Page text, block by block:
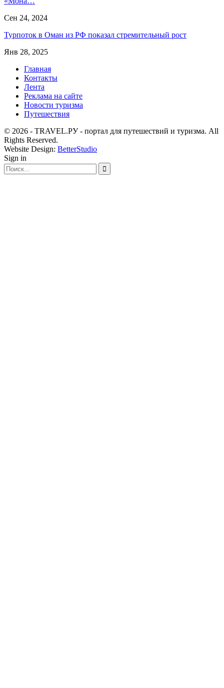
Сен 24, 2024
Турпоток в Оман из РФ показал стремительный рост
Янв 28, 2025
Главная
Контакты
Лента
Реклама на сайте
Новости туризма
Путешествия
© 2026 - TRAVEL.РУ - портал для путешествий и туризма. All
Rights Reserved.
Website Design: BetterStudio
Sign in